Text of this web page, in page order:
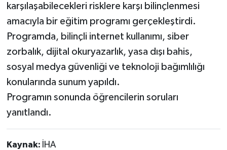
karşılaşabilecekleri risklere karşı bilinçlenmesi
amacıyla bir eğitim programı gerçekleştirdi.
Programda, bilinçli internet kullanımı, siber
zorbalık, dijital okuryazarlık, yasa dışı bahis,
sosyal medya güvenliği ve teknoloji bağımlılığı
konularında sunum yapıldı.
Programın sonunda öğrencilerin soruları
yanıtlandı.
Kaynak: İHA